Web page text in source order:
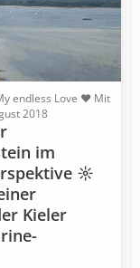
endless Love ♥ Mit
2018
im
☼
Kieler